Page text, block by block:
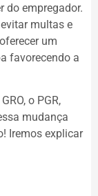
do empregador.
multas e
um
favorecendo a
o PGR,
mudança
Iremos explicar